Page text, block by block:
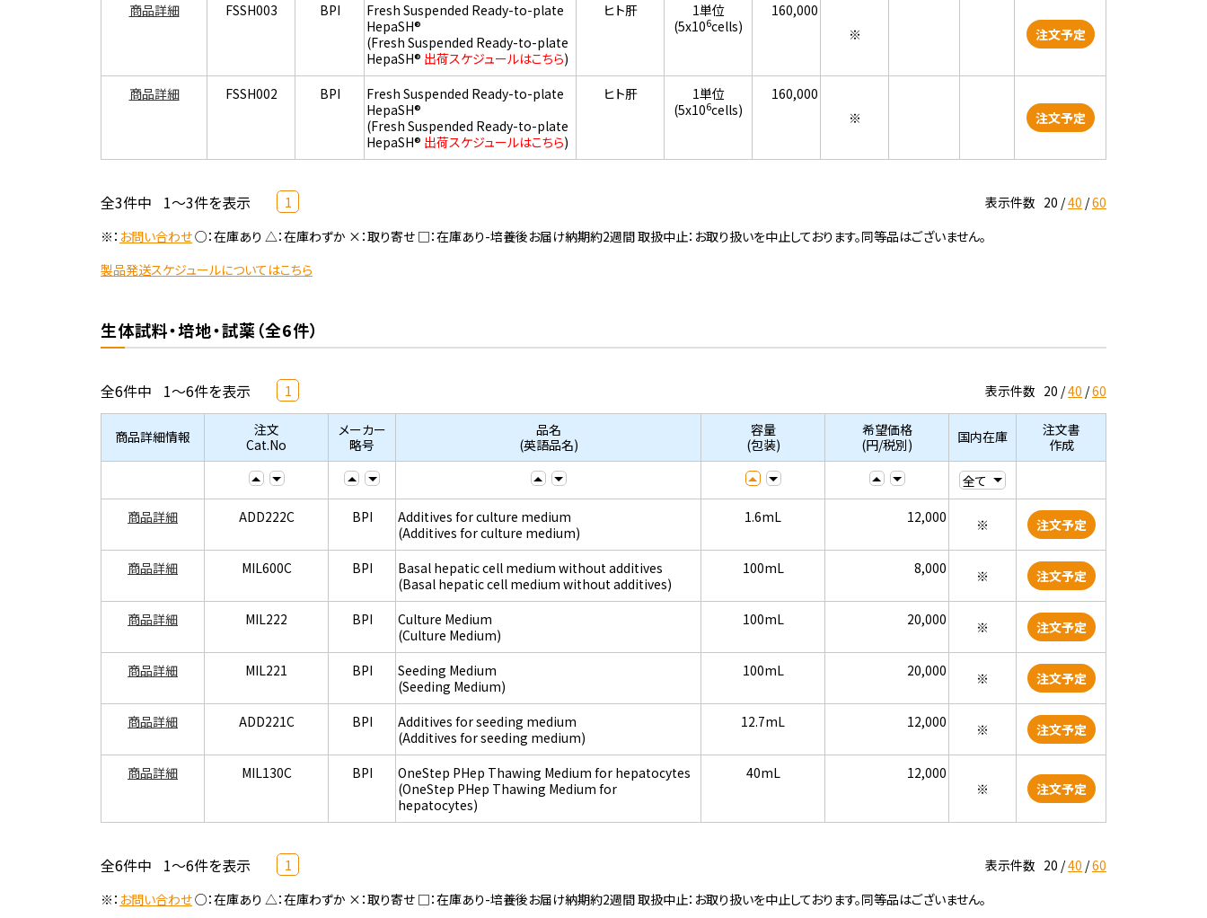
商品詳細 FSSH003 BPI
Fresh Suspended Ready-to-plate
HepaSH®
(Fresh Suspended Ready-to-plate
HepaSH® 出荷スケジュールはこちら)
ヒト肝
1単位
(5x106cells)
160,000
※
注文予定
商品詳細 FSSH002 BPI
Fresh Suspended Ready-to-plate
HepaSH®
(Fresh Suspended Ready-to-plate
HepaSH® 出荷スケジュールはこちら)
ヒト肝
1単位
(5x106cells)
160,000
※
注文予定
全3件中 1～3件を表示 1 表示件数 20 40 60
※： お問い合わせ○：在庫あり △：在庫わずか ×：取り寄せ □：在庫あり-培養後お届け納期約2週間 取扱中止：お取り扱いを中止しております。同等品はございません。
製品発送スケジュールについてはこちら
生体試料・培地・試薬（全6件）
全6件中 1～6件を表示 1 表示件数 20 40 60
商品詳細情報
注文
Cat.No
メーカー
略号
品名
(英語品名)
容量
(包装)
希望価格
(円/税別)
国内在庫
注文書
作成
商品詳細 ADD222C BPI
Additives for culture medium
(Additives for culture medium)
1.6mL 12,000 ※ 注文予定
商品詳細 MIL600C BPI
Basal hepatic cell medium without additives
(Basal hepatic cell medium without additives)
100mL 8,000 ※ 注文予定
商品詳細 MIL222 BPI
Culture Medium
(Culture Medium)
100mL 20,000 ※ 注文予定
商品詳細 MIL221 BPI
Seeding Medium
(Seeding Medium)
100mL 20,000 ※ 注文予定
商品詳細 ADD221C BPI
Additives for seeding medium
(Additives for seeding medium)
12.7mL 12,000 ※ 注文予定
商品詳細 MIL130C BPI
OneStep PHep Thawing Medium for hepatocytes
(OneStep PHep Thawing Medium for
hepatocytes)
40mL
12,000
※
注文予定
全6件中 1～6件を表示 1 表示件数 20 40 60
※： お問い合わせ○：在庫あり △：在庫わずか ×：取り寄せ □：在庫あり-培養後お届け納期約2週間 取扱中止：お取り扱いを中止しております。同等品はございません。